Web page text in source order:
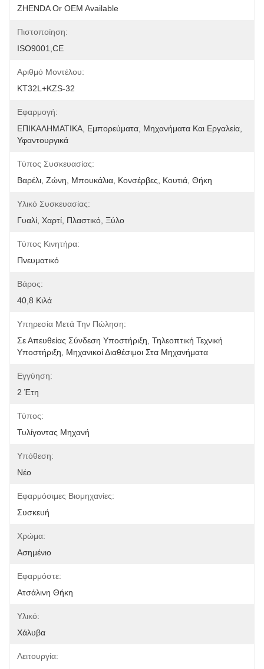
ZHENDA Or OEM Available
Πιστοποίηση:
ISO9001,CE
Αριθμό Μοντέλου:
KT32L+KZS-32
Εφαρμογή:
ΕΠΙΚΑΛΗΜΑΤΙΚΑ, Εμπορεύματα, Μηχανήματα Και Εργαλεία,
Υφαντουργικά
Τύπος Συσκευασίας:
Βαρέλι, Ζώνη, Μπουκάλια, Κονσέρβες, Κουτιά, Θήκη
Υλικό Συσκευασίας:
Γυαλί, Χαρτί, Πλαστικό, Ξύλο
Τύπος Κινητήρα:
Πνευματικό
Βάρος:
40,8 Κιλά
Υπηρεσία Μετά Την Πώληση:
Σε Απευθείας Σύνδεση Υποστήριξη, Τηλεοπτική Τεχνική
Υποστήριξη, Μηχανικοί Διαθέσιμοι Στα Μηχανήματα
Εγγύηση:
2 Έτη
Τύπος:
Τυλίγοντας Μηχανή
Υπόθεση:
Νέο
Εφαρμόσιμες Βιομηχανίες:
Συσκευή
Χρώμα:
Ασημένιο
Εφαρμόστε:
Ατσάλινη Θήκη
Υλικό:
Χάλυβα
Λειτουργία: